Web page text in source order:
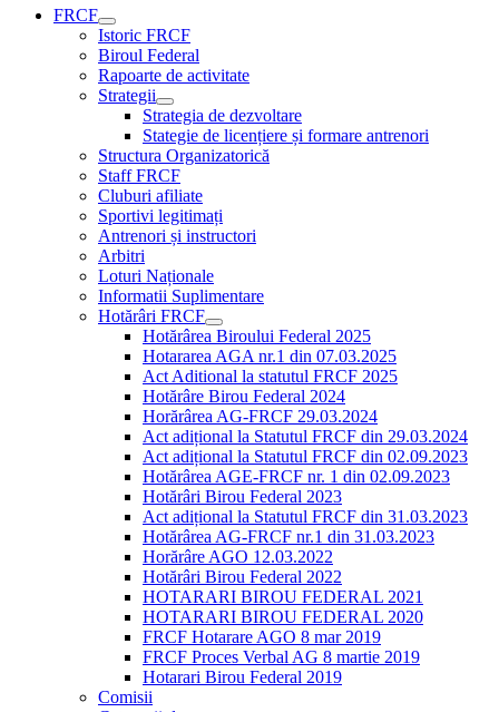
FRCF
Istoric FRCF
Biroul Federal
Rapoarte de activitate
Strategii
Strategia de dezvoltare
Stategie de licențiere și formare antrenori
Structura Organizatorică
Staff FRCF
Cluburi afiliate
Sportivi legitimați
Antrenori și instructori
Arbitri
Loturi Naționale
Informatii Suplimentare
Hotărâri FRCF
Hotărârea Biroului Federal 2025
Hotararea AGA nr.1 din 07.03.2025
Act Aditional la statutul FRCF 2025
Hotărâre Birou Federal 2024
Horărârea AG-FRCF 29.03.2024
Act adițional la Statutul FRCF din 29.03.2024
Act adițional la Statutul FRCF din 02.09.2023
Hotărârea AGE-FRCF nr. 1 din 02.09.2023
Hotărâri Birou Federal 2023
Act adițional la Statutul FRCF din 31.03.2023
Hotărârea AG-FRCF nr.1 din 31.03.2023
Horărâre AGO 12.03.2022
Hotărâri Birou Federal 2022
HOTARARI BIROU FEDERAL 2021
HOTARARI BIROU FEDERAL 2020
FRCF Hotarare AGO 8 mar 2019
FRCF Proces Verbal AG 8 martie 2019
Hotarari Birou Federal 2019
Comisii